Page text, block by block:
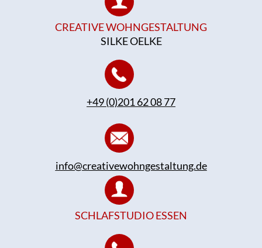
CREATIVE WOHNGESTALTUNG
SILKE OELKE
+49 (0)201 62 08 77
info@creativewohngestaltung.de
SCHLAFSTUDIO ESSEN